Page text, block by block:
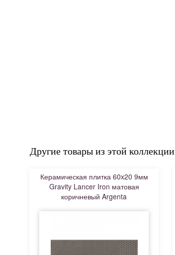
Другие товары из этой коллекции
Керамическая плитка 60x20 9мм
Gravity Lancer Iron матовая
коричневый Argenta